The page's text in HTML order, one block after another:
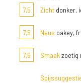
7,5
Zicht donker,
7,5 Neus oakey,
7,6 Smaakzoetig